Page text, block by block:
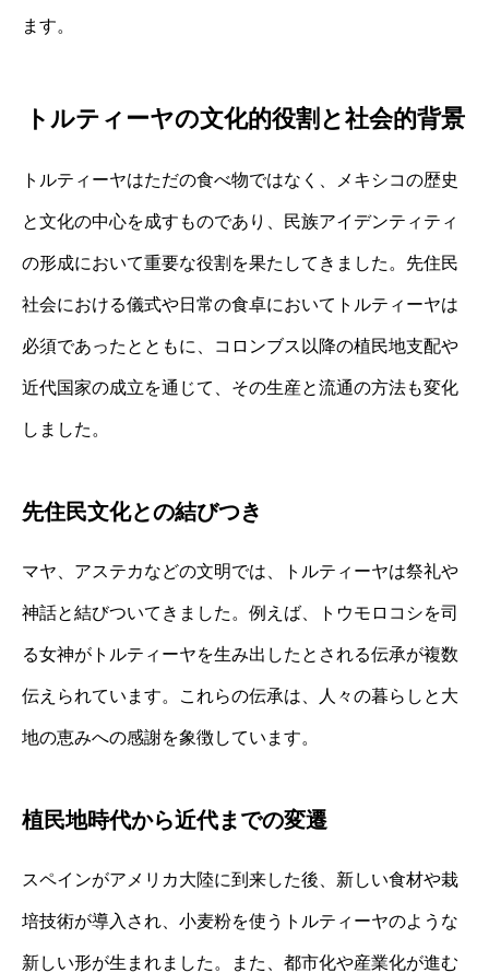
ます。
トルティーヤの文化的役割と社会的背景
トルティーヤはただの食べ物ではなく、メキシコの歴史
と文化の中心を成すものであり、民族アイデンティティ
の形成において重要な役割を果たしてきました。先住民
社会における儀式や日常の食卓においてトルティーヤは
必須であったとともに、コロンブス以降の植民地支配や
近代国家の成立を通じて、その生産と流通の方法も変化
しました。
先住民文化との結びつき
マヤ、アステカなどの文明では、トルティーヤは祭礼や
神話と結びついてきました。例えば、トウモロコシを司
る女神がトルティーヤを生み出したとされる伝承が複数
伝えられています。これらの伝承は、人々の暮らしと大
地の恵みへの感謝を象徴しています。
植民地時代から近代までの変遷
スペインがアメリカ大陸に到来した後、新しい食材や栽
培技術が導入され、小麦粉を使うトルティーヤのような
新しい形が生まれました。また、都市化や産業化が進む